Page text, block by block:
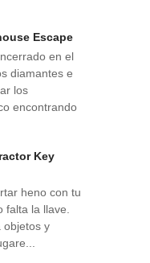
Escape
en el
diamantes e
los
encontrando
Key
heno con tu
falta la llave.
objetos y